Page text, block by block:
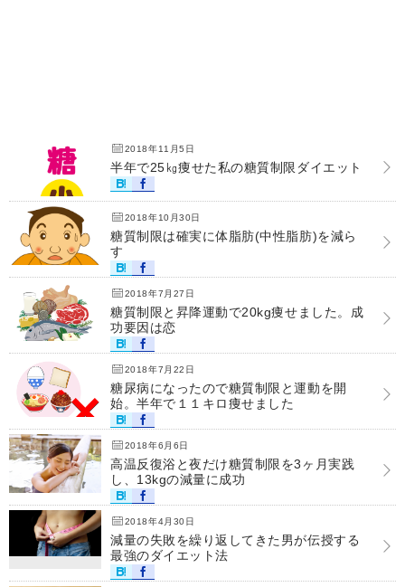
2018年11月5日
半年で25㎏痩せた私の糖質制限ダイエット
2018年10月30日
糖質制限は確実に体脂肪(中性脂肪)を減ら
す
2018年7月27日
糖質制限と昇降運動で20kg痩せました。成
功要因は恋
2018年7月22日
糖尿病になったので糖質制限と運動を開
始。半年で１１キロ痩せました
2018年6月6日
高温反復浴と夜だけ糖質制限を3ヶ月実践
し、13kgの減量に成功
2018年4月30日
減量の失敗を繰り返してきた男が伝授する
最強のダイエット法